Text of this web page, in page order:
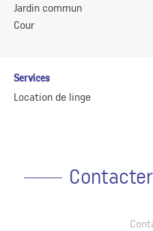
Jardin commun
Cour
Services
Location de linge